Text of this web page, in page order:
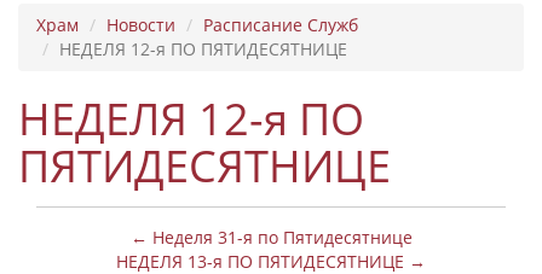
Храм Новости
Расписание Служб
НЕДЕЛЯ 12-я ПО ПЯТИДЕСЯТНИЦЕ
НЕДЕЛЯ 12-я ПО
ПЯТИДЕСЯТНИЦЕ
← Неделя 31-я по Пятидесятнице
НЕДЕЛЯ 13-я ПО ПЯТИДЕСЯТНИЦЕ →